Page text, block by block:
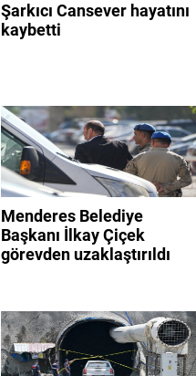
Şarkıcı Cansever hayatını
kaybetti
Menderes Belediye
Başkanı İlkay Çiçek
görevden uzaklaştırıldı